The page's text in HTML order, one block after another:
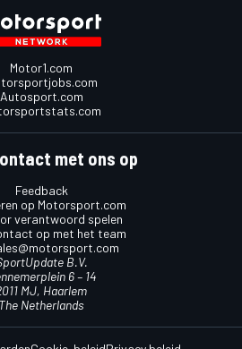
Motor1.com
Autosport.com
met ons op
Feedback
op Motorsport.com
verantwoord spelen
op met het team
B.V.
6 – 14
MJ, Haarlem
The Netherlands